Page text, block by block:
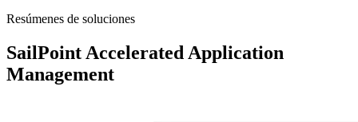
Resúmenes de soluciones
SailPoint Accelerated Application
Management